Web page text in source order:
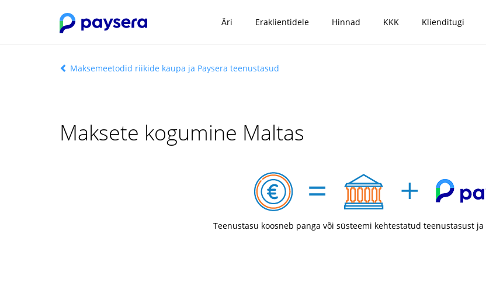
Äri Eraklientidele Hinnad KKK Klienditugi
Maksemeetodid riikide kaupa ja Paysera teenustasud
Maksete kogumine Maltas
Teenustasu koosneb panga või süsteemi kehtestatud teenustasust ja